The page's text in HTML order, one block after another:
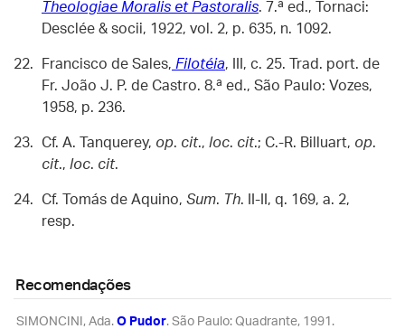
Theologiae Moralis et Pastoralis. 7.ª ed., Tornaci:
Desclée & socii, 1922, vol. 2, p. 635, n. 1092.
Francisco de Sales, Filotéia, III, c. 25. Trad. port. de
Fr. João J. P. de Castro. 8.ª ed., São Paulo: Vozes,
1958, p. 236.
Cf. A. Tanquerey, op. cit., loc. cit.; C.-R. Billuart, op.
cit., loc. cit.
Cf. Tomás de Aquino, Sum. Th. II-II, q. 169, a. 2,
resp.
Recomendações
SIMONCINI, Ada. O Pudor. São Paulo: Quadrante, 1991.